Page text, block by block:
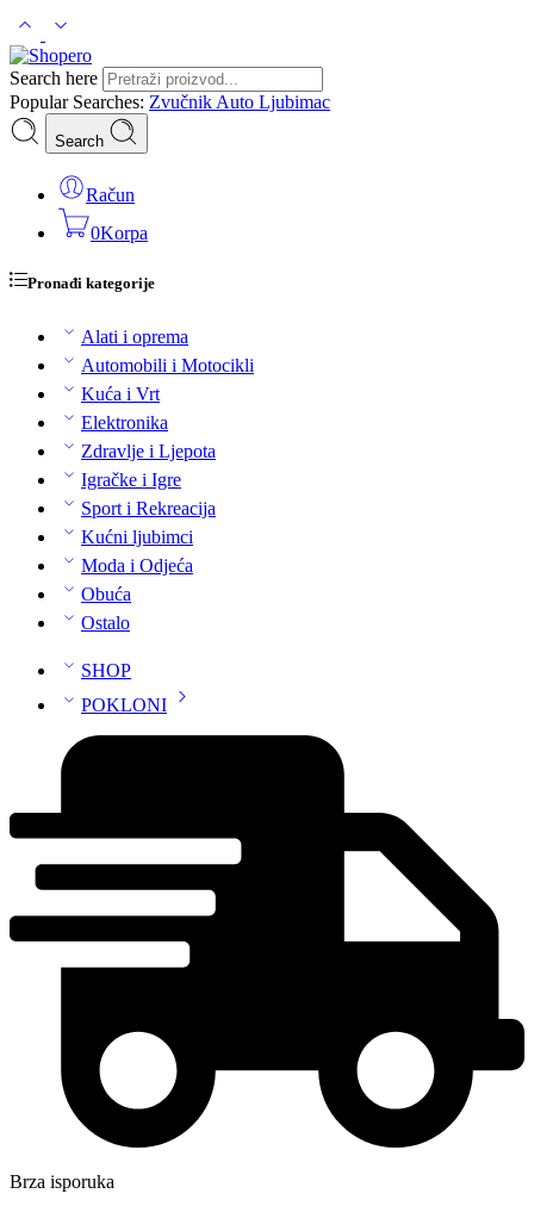
Search here
Popular Searches: Zvučnik Auto Ljubimac
Search
Račun
0Korpa
Pronađi kategorije
Alati i oprema
Automobili i Motocikli
Kuća i Vrt
Elektronika
Zdravlje i Ljepota
Igračke i Igre
Sport i Rekreacija
Kućni ljubimci
Moda i Odjeća
Obuća
Ostalo
SHOP
POKLONI
Brza isporuka